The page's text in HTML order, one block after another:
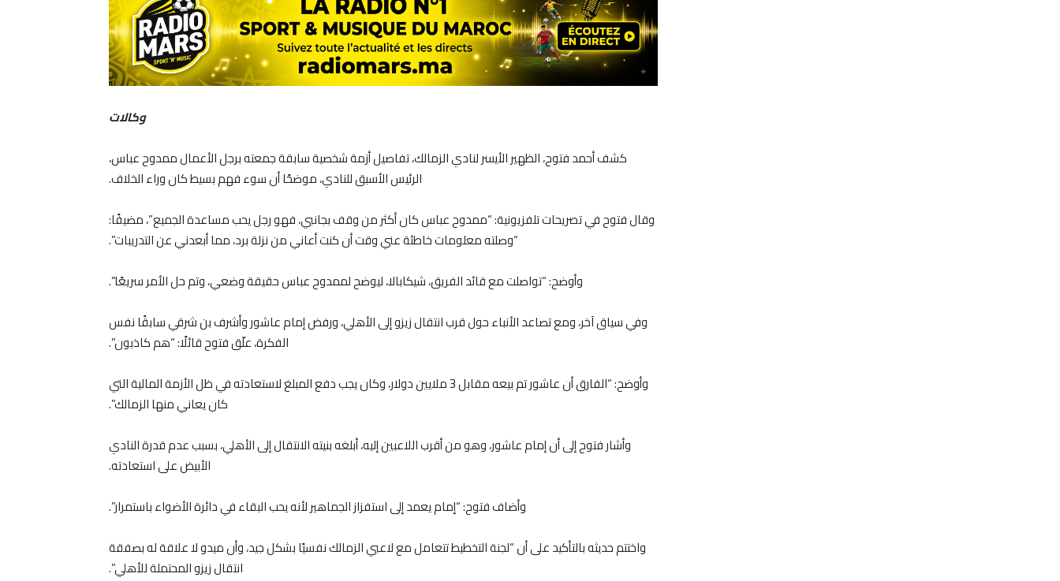
وكالات
كشف أحمد فتوح، الظهير الأيسر لنادي الزمالك، تفاصيل أزمة شخصية سابقة جمعته برجل الأعمال ممدوح عباس،
الرئيس الأسبق للنادي، موضحًا أن سوء فهم بسيط كان وراء الخلاف.
وقال فتوح في تصريحات تلفزيونية: “ممدوح عباس كان أكثر من وقف بجانبي، فهو رجل يحب مساعدة الجميع”، مضيفًا:
“وصلته معلومات خاطئة عني وقت أن كنت أعاني من نزلة برد، مما أبعدني عن التدريبات”.
وأوضح: “تواصلت مع قائد الفريق، شيكابالا، ليوضح لممدوح عباس حقيقة وضعي، وتم حل الأمر سريعًا”.
وفي سياق آخر، ومع تصاعد الأنباء حول قرب انتقال زيزو إلى الأهلي، ورفض إمام عاشور وأشرف بن شرقي سابقًا نفس
الفكرة، علّق فتوح قائلًا: “هم كاذبون”.
وأوضح: “الفارق أن عاشور تم بيعه مقابل 3 ملايين دولار، وكان يجب دفع المبلغ لاستعادته في ظل الأزمة المالية التي
كان يعاني منها الزمالك”.
وأشار فتوح إلى أن إمام عاشور، وهو من أقرب اللاعبين إليه، أبلغه بنيته الانتقال إلى الأهلي، بسبب عدم قدرة النادي
الأبيض على استعادته.
وأضاف فتوح: “إمام يعمد إلى استفزاز الجماهير لأنه يحب البقاء في دائرة الأضواء باستمرار”.
واختتم حديثه بالتأكيد على أن “لجنة التخطيط تتعامل مع لاعبي الزمالك نفسيًا بشكل جيد، وأن ميدو لا علاقة له بصفقة
انتقال زيزو المحتملة للأهلي”.